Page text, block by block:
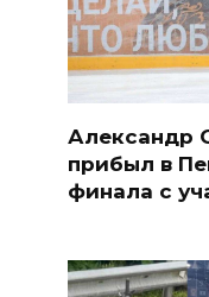
Александр
прибыл в
финала с